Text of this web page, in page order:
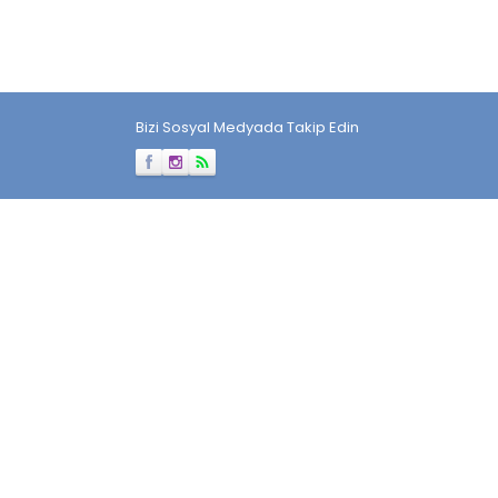
Bizi Sosyal Medyada Takip Edin